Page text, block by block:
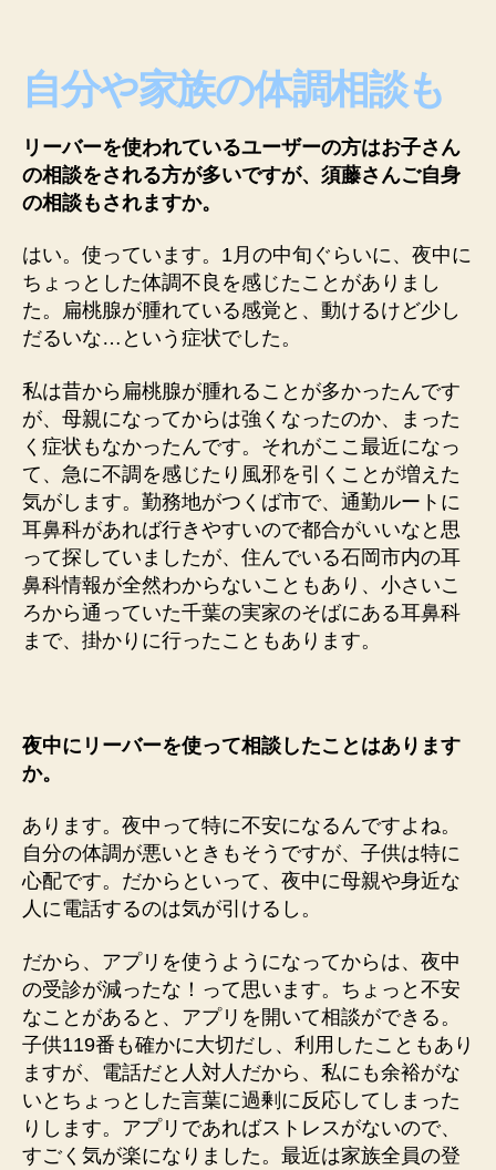
自分や家族の体調相談も
リーバーを使われているユーザーの方はお子さん
の相談をされる方が多いですが、須藤さんご自身
の相談もされますか。
はい。使っています。1月の中旬ぐらいに、夜中に
ちょっとした体調不良を感じたことがありまし
た。扁桃腺が腫れている感覚と、動けるけど少し
だるいな…という症状でした。
私は昔から扁桃腺が腫れることが多かったんです
が、母親になってからは強くなったのか、まった
く症状もなかったんです。それがここ最近になっ
て、急に不調を感じたり風邪を引くことが増えた
気がします。勤務地がつくば市で、通勤ルートに
耳鼻科があれば行きやすいので都合がいいなと思
って探していましたが、住んでいる石岡市内の耳
鼻科情報が全然わからないこともあり、小さいこ
ろから通っていた千葉の実家のそばにある耳鼻科
まで、掛かりに行ったこともあります。
夜中にリーバーを使って相談したことはあります
か。
あります。夜中って特に不安になるんですよね。
自分の体調が悪いときもそうですが、子供は特に
心配です。だからといって、夜中に母親や身近な
人に電話するのは気が引けるし。
だから、アプリを使うようになってからは、夜中
の受診が減ったな！って思います。ちょっと不安
なことがあると、アプリを開いて相談ができる。
子供119番も確かに大切だし、利用したこともあり
ますが、電話だと人対人だから、私にも余裕がな
いとちょっとした言葉に過剰に反応してしまった
りします。アプリであればストレスがないので、
すごく気が楽になりました。最近は家族全員の登